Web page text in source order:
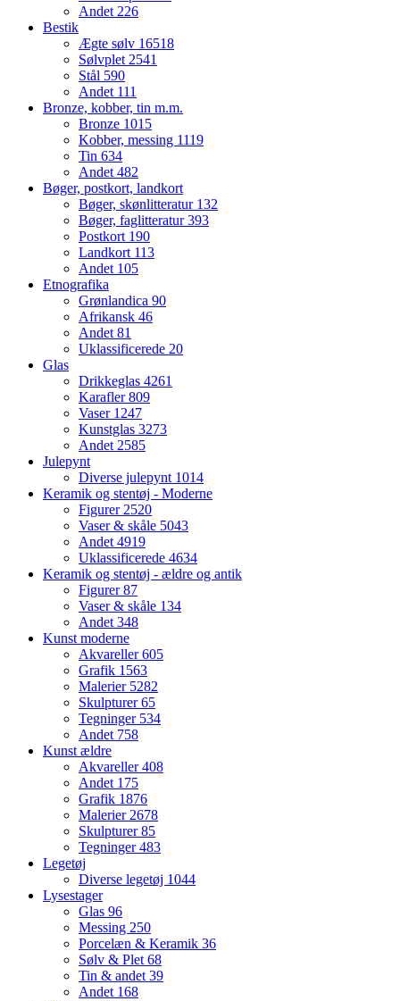
Andet226
Bestik
Ægte sølv 16518
Sølvplet2541
Stål 590
Andet 111
Bronze, kobber, tin m.m.
Bronze 1015
Kobber, messing 1119
Tin 634
Andet482
Bøger, postkort, landkort
Bøger, skønlitteratur 132
Bøger, faglitteratur393
Postkort 190
Landkort 113
Andet 105
Etnografika
Grønlandica 90
Afrikansk 46
Andet81
Uklassificerede 20
Glas
Drikkeglas 4261
Karafler809
Vaser 1247
Kunstglas 3273
Andet2585
Julepynt
Diverse julepynt 1014
Keramik og stentøj - Moderne
Figurer2520
Vaser & skåle 5043
Andet4919
Uklassificerede 4634
Keramik og stentøj - ældre og antik
Figurer87
Vaser & skåle 134
Andet348
Kunst moderne
Akvareller605
Grafik 1563
Malerier 5282
Skulpturer65
Tegninger 534
Andet 758
Kunst ældre
Akvareller408
Andet 175
Grafik 1876
Malerier2678
Skulpturer85
Tegninger483
Legetøj
Diverse legetøj 1044
Lysestager
Glas 96
Messing 250
Porcelæn & Keramik 36
Sølv & Plet68
Tin & andet39
Andet 168